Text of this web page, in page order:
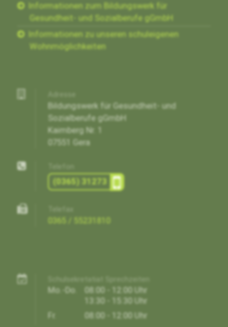
Informationen zum Bildungswerk für
Gesundheit- und Sozialberufe gGmbH
Informationen zu unseren schuleigenen
Wohnmöglichkeiten
Bildungswerk für Gesundheit- und
Sozialberufe gGmbH
Kaimberg Nr. 1
07551 Gera
(0365) 31273
0365 / 55231810
Mo.-Do.
08:00 - 12:00 Uhr
13:30 - 15:30 Uhr
Fr.
08:00 - 12:00 Uhr